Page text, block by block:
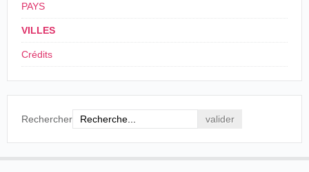
PAYS
VILLES
Crédits
Rechercher